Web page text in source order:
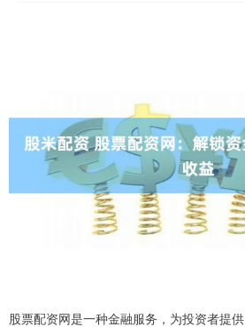
股票配资网是一种金融服务，为投资者提